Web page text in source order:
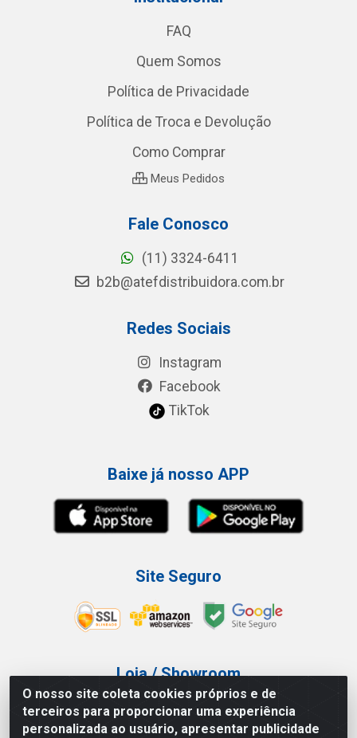
O nosso site coleta cookies próprios e de
terceiros para proporcionar uma experiência
personalizada ao usuário, apresentar publicidade
FAQ
Quem Somos
Política de Privacidade
Política de Troca e Devolução
Como Comprar
Meus Pedidos
Fale Conosco
(11) 3324-6411
b2b@atefdistribuidora.com.br
Redes Sociais
Instagram
Facebook
TikTok
Baixe já nosso APP
Site Seguro
Loja / Showroom
Tel.: (11) 3227-0546
Av Vautier, 587/597 - Pari - São Paulo/SP